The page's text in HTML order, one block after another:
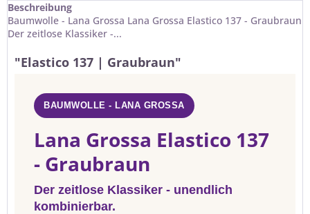
Beschreibung
Baumwolle - Lana Grossa Lana Grossa Elastico 137 - Graubraun
Der zeitlose Klassiker -...
"Elastico 137 | Graubraun"
BAUMWOLLE - LANA GROSSA
Lana Grossa Elastico 137
- Graubraun
Der zeitlose Klassiker - unendlich
kombinierbar.